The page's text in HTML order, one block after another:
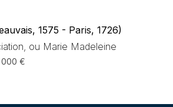
1575 - Paris, 1726)
ou Marie Madeleine
000 €